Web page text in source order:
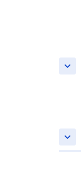
keyboard_arrow_down
keyboard_arrow_down